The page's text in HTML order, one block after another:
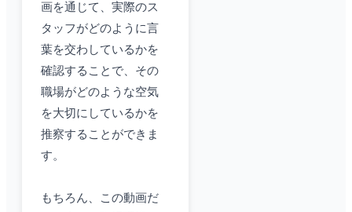
画を通じて、実際のス
タッフがどのように言
葉を交わしているかを
確認することで、その
職場がどのような空気
を大切にしているかを
推察することができま
す。
もちろん、この動画だ